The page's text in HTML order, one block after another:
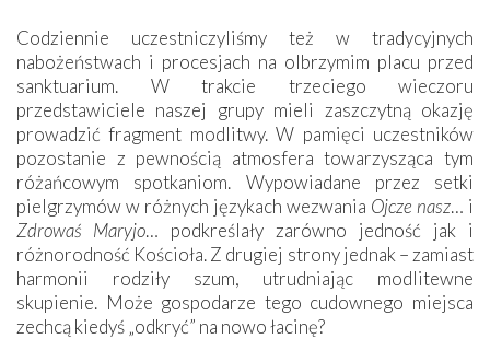
Codziennie uczestniczyliśmy też w tradycyjnych
nabożeństwach i procesjach na olbrzymim placu przed
sanktuarium. W trakcie trzeciego wieczoru
przedstawiciele naszej grupy mieli zaszczytną okazję
prowadzić fragment modlitwy. W pamięci uczestników
pozostanie z pewnością atmosfera towarzysząca tym
różańcowym spotkaniom. Wypowiadane przez setki
pielgrzymów w różnych językach wezwania Ojcze nasz… i
Zdrowaś Maryjo… podkreślały zarówno jedność jak i
różnorodność Kościoła. Z drugiej strony jednak – zamiast
harmonii rodziły szum, utrudniając modlitewne
skupienie. Może gospodarze tego cudownego miejsca
zechcą kiedyś „odkryć” na nowo łacinę?